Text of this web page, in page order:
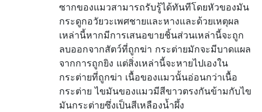
ซากของแมวสามารถรับรู้ได้ทันทีโดยหัวของมัน
กระดูกอวัยวะเพศชายและหางและด้วยเหตุผล
เหล่านี้หากมีการเสนอขายชิ้นส่วนเหล่านี้จะถูก
ลบออกจากสัตว์ที่ถูกฆ่า กระต่ายมักจะมีบาดแผล
จากการถูกยิง แต่สิ่งเหล่านี้จะหายไปเองใน
กระต่ายที่ถูกฆ่า เนื้อของแมวนั้นอ่อนกว่าเนื้อ
กระต่าย ไขมันของแมวมีสีขาวตรงกันข้ามกับไข
มันกระต่ายซึ่งเป็นสีเหลืองน้ำผึ้ง